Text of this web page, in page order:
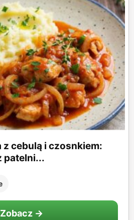
z cebulą i czosnkiem:
patelni...
Zobacz →